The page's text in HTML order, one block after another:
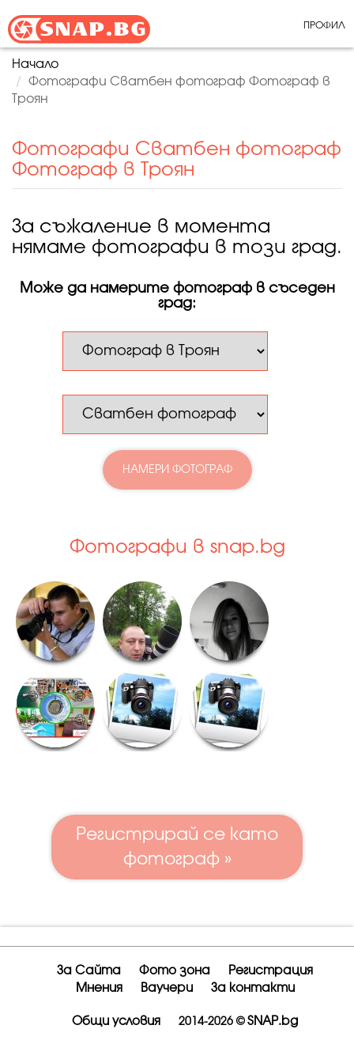
ПРОФИЛ
Начало
Фотографи Сватбен фотограф Фотограф в
Троян
Фотографи Сватбен фотограф
Фотограф в Троян
За съжаление в момента
нямаме фотографи в този град.
Може да намерите фотограф в съседен
град:
НАМЕРИ ФОТОГРАФ
Фотографи в snap.bg
Регистрирай се като
фотограф »
За Сайта Фото зона
Регистрация
Мнения
Ваучери За контакти
Общи условия 2014-2026 © SNAP.bg